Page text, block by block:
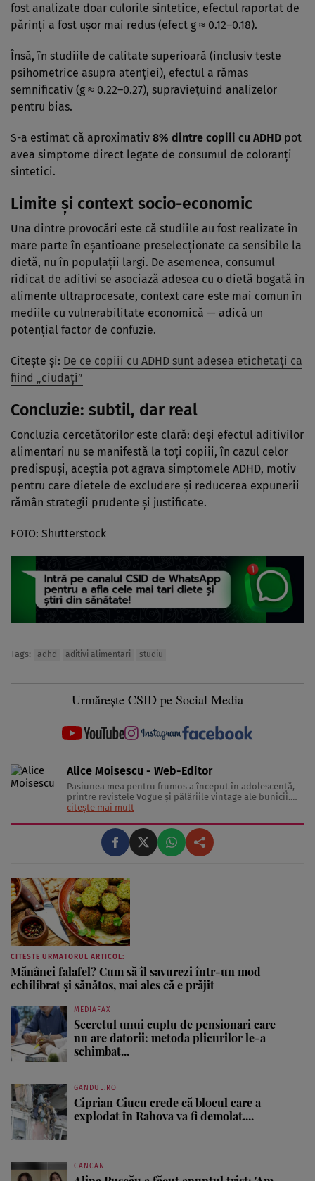
fost analizate doar culorile sintetice, efectul raportat de
părinți a fost ușor mai redus (efect g ≈ 0.12–0.18).
Însă, în studiile de calitate superioară (inclusiv teste
psihometrice asupra atenției), efectul a rămas
semnificativ (g ≈ 0.22–0.27), supraviețuind analizelor
pentru bias.
S-a estimat că aproximativ 8% dintre copiii cu ADHD pot
avea simptome direct legate de consumul de coloranți
sintetici.
Limite și context socio-economic
Una dintre provocări este că studiile au fost realizate în
mare parte în eșantioane preselecționate ca sensibile la
dietă, nu în populații largi. De asemenea, consumul
ridicat de aditivi se asociază adesea cu o dietă bogată în
alimente ultraprocesate, context care este mai comun în
mediile cu vulnerabilitate economică — adică un
potențial factor de confuzie.
Citește și: De ce copiii cu ADHD sunt adesea etichetați ca
fiind „ciudați”
Concluzie: subtil, dar real
Concluzia cercetătorilor este clară: deși efectul aditivilor
alimentari nu se manifestă la toți copiii, în cazul celor
predispuși, aceștia pot agrava simptomele ADHD, motiv
pentru care dietele de excludere și reducerea expunerii
rămân strategii prudente și justificate.
FOTO: Shutterstock
Tags: adhd aditivi alimentari studiu
Urmărește CSID pe Social Media
Alice Moisescu - Web-Editor
Pasiunea mea pentru frumos a început în adolescență,
printre revistele Vogue și pălăriile vintage ale bunicii.
Astăzi, am transformat acea fascinație într-o misiune:
citește mai mult
CITESTE URMATORUL ARTICOL:
Mănânci falafel? Cum să îl savurezi într-un mod
echilibrat și sănătos, mai ales că e prăjit
MEDIAFAX
Secretul unui cuplu de pensionari care
nu are datorii: metoda plicurilor le-a
schimbat...
GANDUL.RO
Ciprian Ciucu crede că blocul care a
explodat în Rahova va fi demolat....
CANCAN